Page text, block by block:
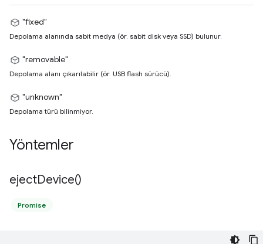
"fixed"
Depolama alanında sabit medya (ör. sabit disk veya SSD) bulunur.
"removable"
Depolama alanı çıkarılabilir (ör. USB flash sürücü).
"unknown"
Depolama türü bilinmiyor.
Yöntemler
ejectDevice()
Promise